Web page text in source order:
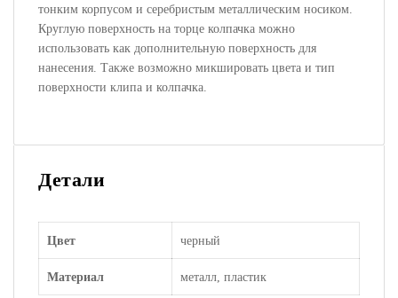
тонким корпусом и серебристым металлическим носиком.
Круглую поверхность на торце колпачка можно
использовать как дополнительную поверхность для
нанесения. Также возможно микшировать цвета и тип
поверхности клипа и колпачка.
Детали
Цвет черный
Материал металл, пластик